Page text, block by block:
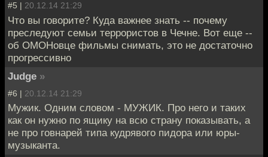
#5 | 20.12.14 21:29
Что вы говорите? Куда важнее знать -- почему
преследуют семьи террористов в Чечне. Вот еще --
об ОМОНовце фильмы снимать, это не достаточно
прогрессивно
Judge »
#6 | 20.12.14 21:29
Мужик. Одним словом - МУЖИК. Про него и таких
как он нужно по ящику на всю страну показывать, а
не про говнарей типа кудрявого пидора или юры-
музыканта.